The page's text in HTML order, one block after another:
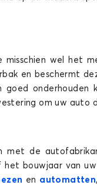
CLASSE B
CLASSE ML
CLASSE T
wel het
en beschermt
om uw auto
met de
bouwjaar van
en automatten